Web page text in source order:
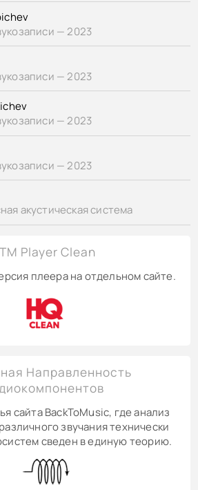
— 2023
— 2023
— 2023
— 2023
акустическая система
Player Clean
плеера на отдельном сайте.
Направленность
сайта BackToMusic, где анализ
звучания технически
сведен в единую теорию.